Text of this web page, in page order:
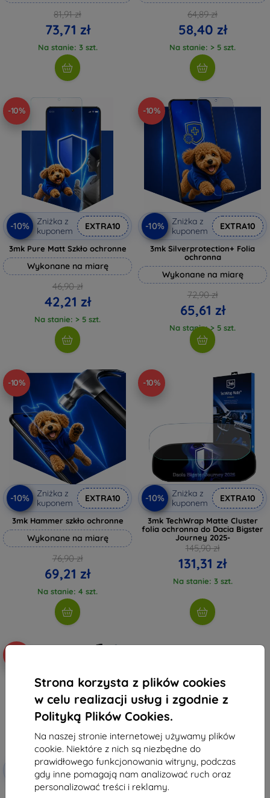
Strona korzysta z plików cookies
w celu realizacji usług i zgodnie z
Polityką Plików Cookies.
Na naszej stronie internetowej używamy plików
cookie. Niektóre z nich są niezbędne do
prawidłowego funkcjonowania witryny, podczas
gdy inne pomagają nam analizować ruch oraz
personalizować treści i reklamy.
81,91 zł
73,71 zł
Na stanie: 3 szt.
64,89 zł
58,40 zł
Na stanie: > 5 szt.
-10%
-10%
Zniżka z
kuponem
EXTRA10
3mk Pure Matt Szkło ochronne
Wykonane na miarę
46,90 zł
42,21 zł
Na stanie: > 5 szt.
-10%
-10%
Zniżka z
kuponem
EXTRA10
3mk Silverprotection+ Folia
ochronna
Wykonane na miarę
72,90 zł
65,61 zł
Na stanie: > 5 szt.
-10%
-10%
Zniżka z
kuponem
EXTRA10
3mk Hammer szkło ochronne
Wykonane na miarę
76,90 zł
69,21 zł
Na stanie: 4 szt.
-10%
-10%
Zniżka z
kuponem
EXTRA10
3mk TechWrap Matte Cluster
folia ochronna do Dacia Bigster
Journey 2025-
145,90 zł
131,31 zł
Na stanie: 3 szt.
Zniżka z
kuponem
EXTRA10
3mk TechWrap Matte Folia